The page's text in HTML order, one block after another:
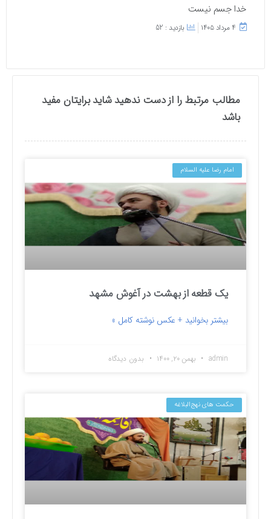
خدا جسم نیست
۴ مرداد ۱۴۰۵ بازدید : 52
مطالب مرتبط را از دست ندهید شاید برایتان مفید
باشد
امام رضا علیه السلام
یک قطعه از بهشت در آغوش مشهد
بیشتر بخوانید + عکس نوشته کامل »
admin بهمن ۲۰, ۱۴۰۰ بدون دیدگاه
حکمت های نهج‌البلاغه